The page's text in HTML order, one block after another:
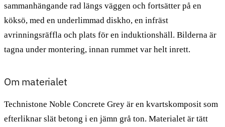
sammanhängande rad längs väggen och fortsätter på en
köksö, med en underlimmad diskho, en infräst
avrinningsräffla och plats för en induktionshäll. Bilderna är
tagna under montering, innan rummet var helt inrett.
Om materialet
Technistone Noble Concrete Grey är en kvartskomposit som
efterliknar slät betong i en jämn grå ton. Materialet är tätt